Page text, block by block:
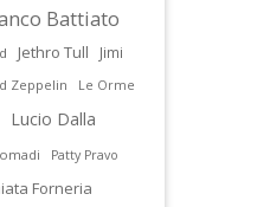
Battiato
Jethro Tull
Jimi
Zeppelin Le Orme
Lucio Dalla
Patty Pravo
Forneria